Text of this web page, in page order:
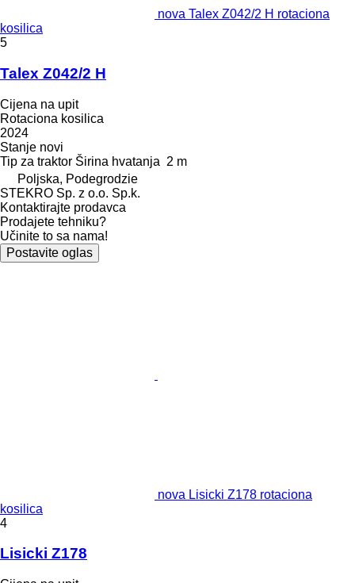
nova Talex Z042/2 H rotaciona
kosilica
5
Talex Z042/2 H
Cijena na upit
Rotaciona kosilica
2024
Stanje novi
Tip za traktor Širina hvatanja 2 m
Poljska, Podegrodzie
STEKRO Sp. z o.o. Sp.k.
Kontaktirajte prodavca
Prodajete tehniku?
Učinite to sa nama!
Postavite oglas
nova Lisicki Z178 rotaciona
kosilica
4
Lisicki Z178